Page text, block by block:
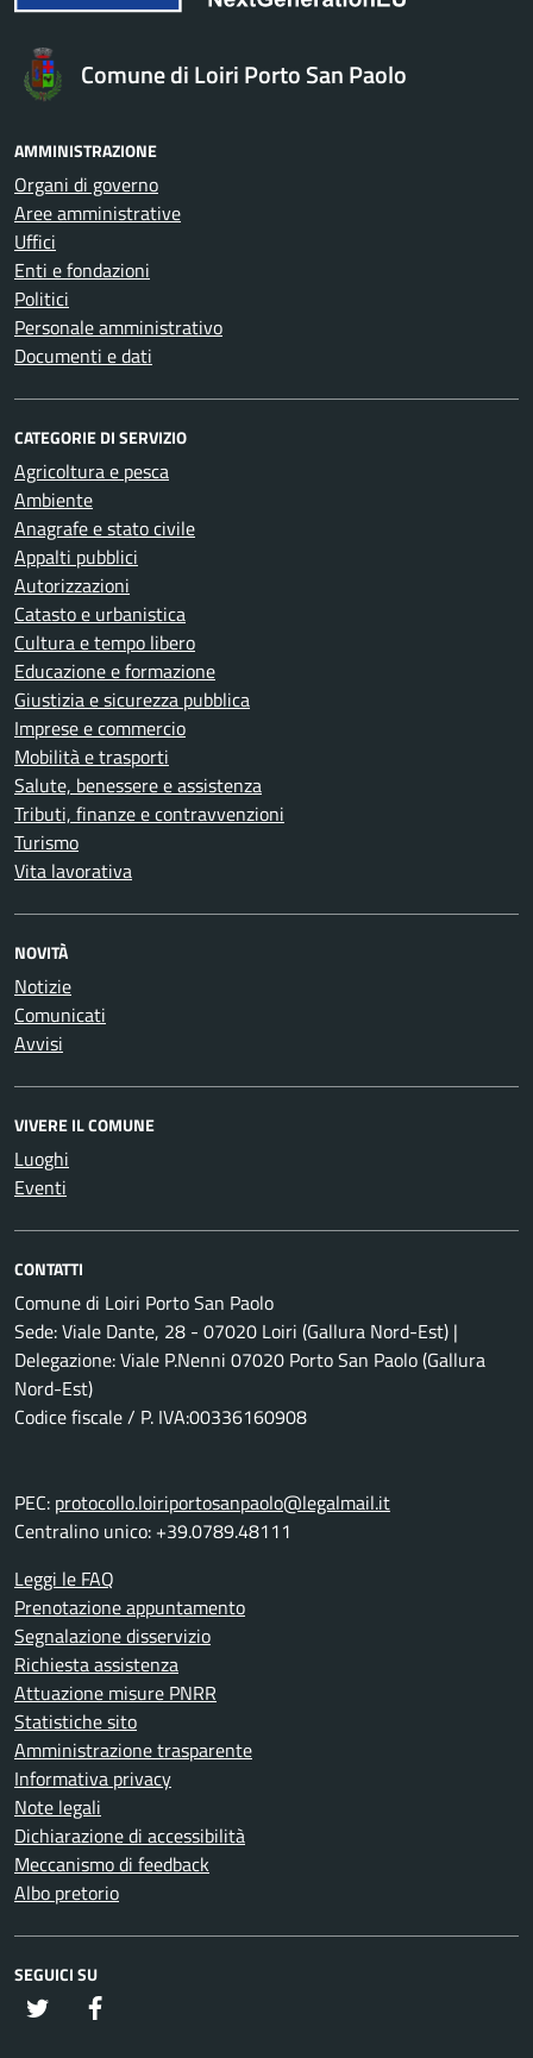
Comune di Loiri Porto San Paolo
AMMINISTRAZIONE
Organi di governo
Aree amministrative
Uffici
Enti e fondazioni
Politici
Personale amministrativo
Documenti e dati
CATEGORIE DI SERVIZIO
Agricoltura e pesca
Ambiente
Anagrafe e stato civile
Appalti pubblici
Autorizzazioni
Catasto e urbanistica
Cultura e tempo libero
Educazione e formazione
Giustizia e sicurezza pubblica
Imprese e commercio
Mobilità e trasporti
Salute, benessere e assistenza
Tributi, finanze e contravvenzioni
Turismo
Vita lavorativa
NOVITÀ
Notizie
Comunicati
Avvisi
VIVERE IL COMUNE
Luoghi
Eventi
CONTATTI
Comune di Loiri Porto San Paolo
Sede: Viale Dante, 28 - 07020 Loiri (Gallura Nord-Est) |
Delegazione: Viale P.Nenni 07020 Porto San Paolo (Gallura
Nord-Est)
Codice fiscale / P. IVA:00336160908
PEC: protocollo.loiriportosanpaolo@legalmail.it
Centralino unico: +39.0789.48111
Leggi le FAQ
Prenotazione appuntamento
Segnalazione disservizio
Richiesta assistenza
Attuazione misure PNRR
Statistiche sito
Amministrazione trasparente
Informativa privacy
Note legali
Dichiarazione di accessibilità
Meccanismo di feedback
Albo pretorio
SEGUICI SU
twitter